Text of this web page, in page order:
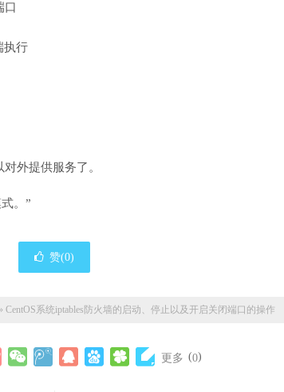
口
执行
外提供服务了。
。”
赞(0)
» CentOS系统iptables防火墙的启动、停止以及开启关闭端口的操作
更多 (0)